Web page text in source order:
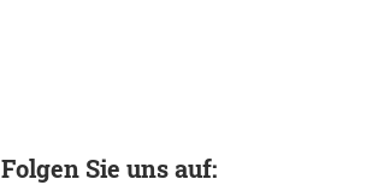
Folgen Sie uns auf: